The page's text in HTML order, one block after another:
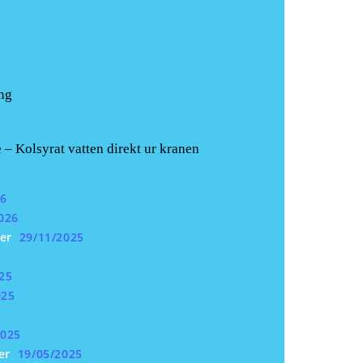
– Kolsyrat vatten direkt ur kranen
29/11/2025
19/05/2025